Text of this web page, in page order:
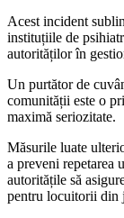
Acest incident
instituțiile de
autorităților în
Un purtător de
comunității este o
maximă seriozitate.
Măsurile luate
a preveni repetarea
autoritățile să
pentru locuitorii din